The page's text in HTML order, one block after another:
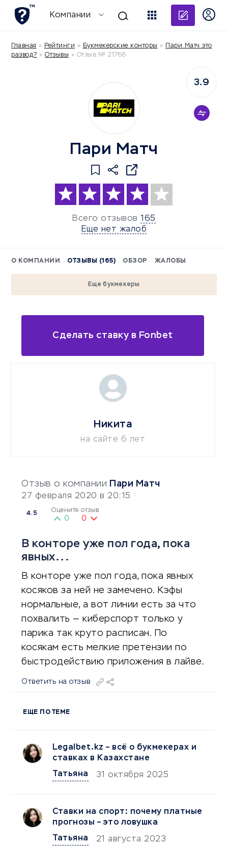
Компании
Главная » Рейтинги » Букмекерские конторы »
Пари Матч это
развод? » Отзывы » Отзыв № 21766
Пари Матч
Всего отзывов 165
Еще нет жалоб
3.9
О КОМПАНИИ ОТЗЫВЫ (165) ОБЗОР ЖАЛОБЫ
Еще букмекеры
Сделать ставку в Fonbet
Отзыв о компании Пари Матч
27 февраля 2020 в 20:15
4.5 Оцените отзыв
0 0
В конторе уже пол года, пока
явных...
В конторе уже пол года, пока явных
косяков за ней не замечено. Кэфы
нормальные, а вот линии есть за что
похвалить — киберспорт только у
парика так круто расписан. По
косякам есть мелкие претензии по
быстродействию приложения в лайве.
Ответить на отзыв
ЕЩЕ ПО ТЕМЕ
Legalbet.kz – всё о букмекерах и
ставках в Казахстане
Татьяна
31 октября 2025
Ставки на спорт: почему платные
прогнозы – это ловушка
Татьяна
21 августа 2023
Никита
на сайте 6 лет